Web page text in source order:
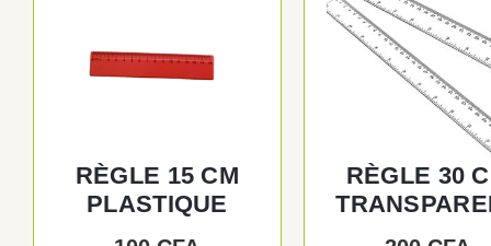
RÈGLE 15 CM
PLASTIQUE
RÈGLE 30